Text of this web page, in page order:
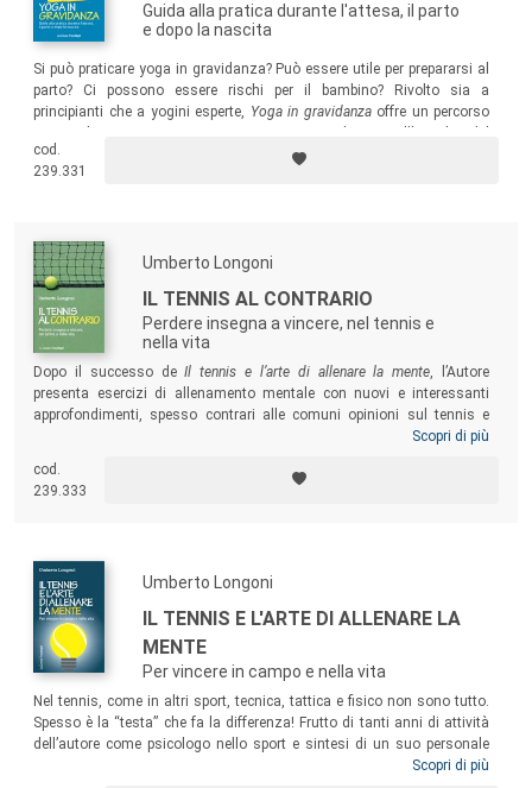
Guida alla pratica durante l'attesa, il parto
e dopo la nascita
Si può praticare yoga in gravidanza? Può essere utile per prepararsi al
parto? Ci possono essere rischi per il bambino? Rivolto sia a
principianti che a yogini esperte, Yoga in gravidanzaoffre un percorso
proprio corpo, del proprio bambino e delle proprie emozioni in vista del
parto.
cod.
239.331
Umberto Longoni
IL TENNIS AL CONTRARIO
Perdere insegna a vincere, nel tennis e
nella vita
Dopo il successo deIl tennis e l’arte di allenare la mente, l’Autore
presenta esercizi di allenamento mentale con nuovi e interessanti
approfondimenti, spesso contrari alle comuni opinioni sul tennis e
sulle sfide della vita. Qualsiasi possa essere il vostro livello tennistico
rovescio o nel servizio, ma nell’esercizio della mente, che invece,
spesso, non si allena abbastanza.
Scopri di più
cod.
239.333
Umberto Longoni
IL TENNIS E L'ARTE DI ALLENARE LA
MENTE
Per vincere in campo e nella vita
Nel tennis, come in altri sport, tecnica, tattica e fisico non sono tutto.
Spesso è la “testa” che fa la differenza! Frutto di tanti anni di attività
dell’autore come psicologo nello sport e sintesi di un suo personale
match invisibile
Scopri di più